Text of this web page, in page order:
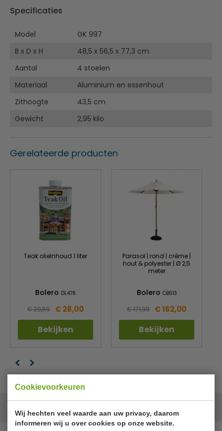
Cookievoorkeuren
Wij hechten veel waarde aan uw privacy, daarom
informeren wij u over cookies op onze website.
Het voorgeoliede essenhout is geschikt voor indoor en
outdoor gebruik en heeft een lange levensduur (mits
Het stapelbare ontwerp neemt weinig opslagruimte in
beslag
De voetpluggen beschermen uw vloeren en zorgen
ervoor dat de stoelen stabiel en stevig staan
Het hout vereist periodiek onderhoud - bijvoorbeeld
met teakolie DL476
Specificaties
Model
GK 997
B x D x H
48,5 x 56,5 x 77,3 cm
Aantal
4 stoelen
Materiaal
Aluminium en essenhout
Zithoogte
43,5 cm
Gewicht
2,95 kilo
Gerelateerde producten
Teak olieInhoud 1 liter
Bolero DL476
€ 29,59 € 28,00
Bekijken
Parasol | rond | crème |
hout & polyester | Ø 2,5
meter
Bolero CB513
€ 171,99 € 162,00
Bekijken
Onze merken